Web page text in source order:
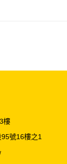
樓
號16樓之1